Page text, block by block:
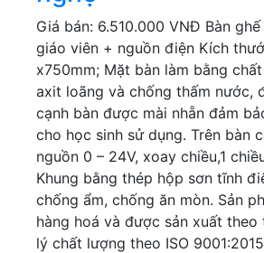
Giá bán: 6.510.000 VNĐ Bàn
giáo viên + nguồn điện Kích
x750mm; Mặt bàn làm bằng
axit loãng và chống thấm nước,
cạnh bàn được mài nhẵn đảm
cho học sinh sử dụng. Trên bàn
nguồn 0 – 24V, xoay chiều,1
Khung bằng thép hộp sơn tĩnh
chống ẩm, chống ăn mòn. Sản
hàng hoá và được sản xuất theo
lý chất lượng theo ISO